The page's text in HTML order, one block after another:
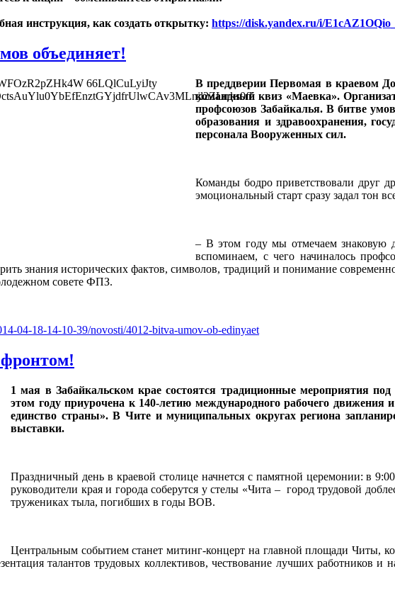
инструкция, как создать открытку: https://disk.yandex.ru/i/
объединяет!
В преддверии Первомая в краевом
командный квиз «Маевка».
профсоюзов Забайкалья. В битве
образования и здравоохранения,
персонала Вооруженных сил.
Команды бодро приветствовали друг
эмоциональный старт сразу задал тон
– В этом году мы отмечаем знаковую
вспоминаем, с чего начиналось
знания исторических фактов, символов, традиций и понимание
совете ФПЗ.
04-18-14-10-39/novosti/4012-bitva-umov-ob-edinyaet
1 мая в Забайкальском крае состоятся традиционные мероприятия
этом году приурочена к 140-летию международного рабочего движения
единство страны». В Чите и муниципальных округах региона
выставки.
Праздничный день в краевой столице начнется с памятной церемонии: в
руководители края и города соберутся у стелы «Чита – город трудовой
тружениках тыла, погибших в годы ВОВ.
Центральным событием станет митинг-концерт на главной площади Читы,
талантов трудовых коллективов, чествование лучших работников